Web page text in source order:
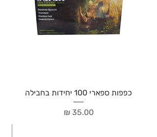
כפפות ספארי 100 יחידות בחבילה
מחיר‏35.00 ‏₪